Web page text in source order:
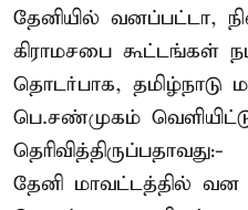
தேனியில் வனப்பட்டா,
கிராமசபை கூட்டங்கள்
தொடர்பாக, தமிழ்நாடு
பெ.சண்முகம்
தெரிவித்திருப்பதாவது:-
தேனி மாவட்டத்தில்